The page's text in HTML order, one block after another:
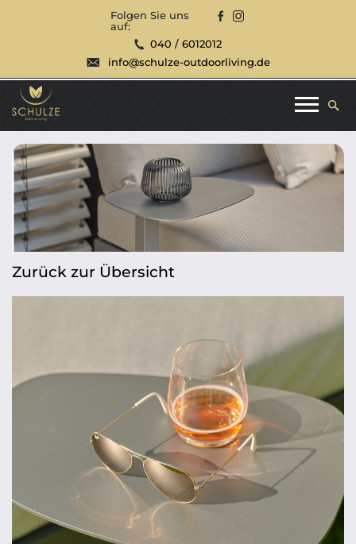
Folgen Sie uns
auf:
040 / 6012012
info@schulze-outdoorliving.de
Zurück zur Übersicht